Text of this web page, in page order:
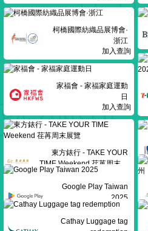
柯橋國際紡織品展博會·
浙江
加入查詢
家福會 - 家福家庭運動
日
加入查詢
東方錶行 - TAKE YOUR
TIME Weekend 荏苒周末展
Google Play Taiwan
2025
加入查詢
Cathay Luggage tag